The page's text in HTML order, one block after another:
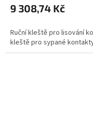
9 308,74 Kč
Ruční kleště pro lisování
kleště pro sypané